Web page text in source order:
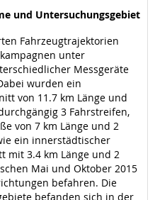
und Untersuchungsgebiet
Fahrzeugtrajektorien
unter
Messgeräte
wurden ein
von 11.7 km Länge und
3 Fahrstreifen,
von 7 km Länge und 2
ein innerstädtischer
mit 3.4 km Länge und 2
Mai und Oktober 2015
befahren. Die
befanden sich in der